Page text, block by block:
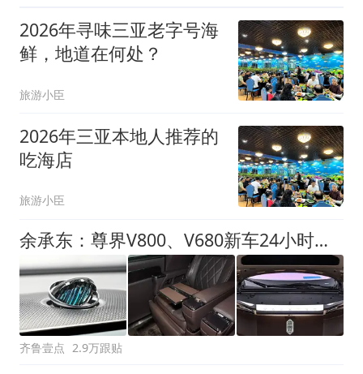
2026年寻味三亚老字号海
鲜，地道在何处？
旅游小臣
2026年三亚本地人推荐的
吃海店
旅游小臣
余承东：尊界V800、V680新车24小时大定突破3500台
齐鲁壹点 2.9万跟贴